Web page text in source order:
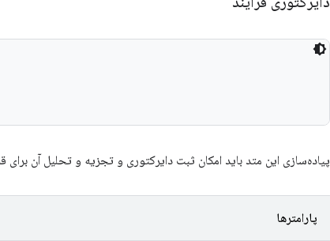
پیاده‌سازی این متد باید امکان ثبت دایرکتوری و تجزیه و تحلیل آن برای
پارامترها